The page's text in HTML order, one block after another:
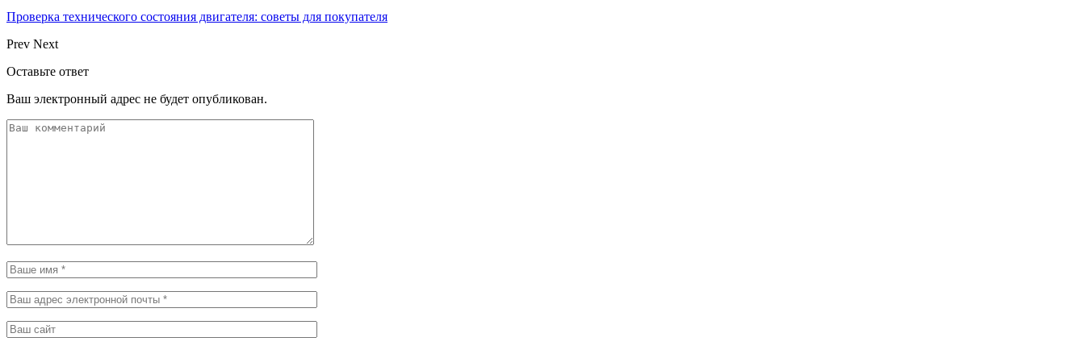
Проверка технического состояния двигателя: советы для покупателя
Prev Next
Оставьте ответ
Ваш электронный адрес не будет опубликован.